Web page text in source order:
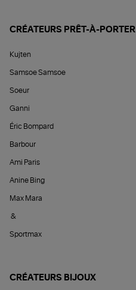
CRÉATEURS PRÊT-À-PORTER
Kujten
Samsoe Samsoe
Soeur
Ganni
Éric Bompard
Barbour
Ami Paris
Anine Bing
Max Mara
&
Sportmax
CRÉATEURS BIJOUX